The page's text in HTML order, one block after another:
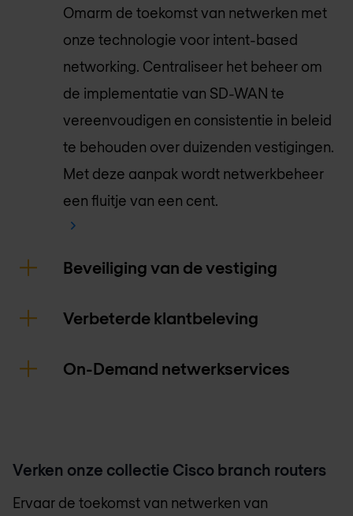
Omarm de toekomst van netwerken met
onze technologie voor intent-based
networking. Centraliseer het beheer om
de implementatie van SD-WAN te
vereenvoudigen en consistentie in beleid
te behouden over duizenden vestigingen.
Met deze aanpak wordt netwerkbeheer
een fluitje van een cent.
Beveiliging van de vestiging
Verbeterde klantbeleving
On-Demand netwerkservices
Verken onze collectie Cisco branch routers
Ervaar de toekomst van netwerken van